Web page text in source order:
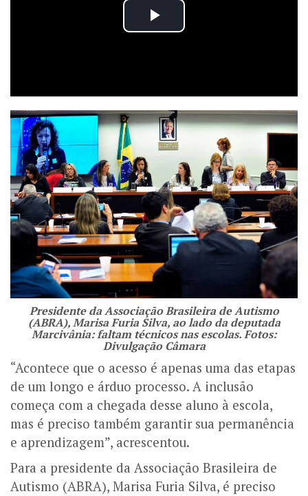
Presidente da Associação Brasileira de Autismo
(ABRA), Marisa Furia Silva, ao lado da deputada
Marcivânia: faltam técnicos nas escolas. Fotos:
Divulgação Câmara
“Acontece que o acesso é apenas uma das etapas
de um longo e árduo processo. A inclusão
começa com a chegada desse aluno à escola,
mas é preciso também garantir sua permanência
e aprendizagem”, acrescentou.
Para a presidente da Associação Brasileira de
Autismo (ABRA), Marisa Furia Silva, é preciso